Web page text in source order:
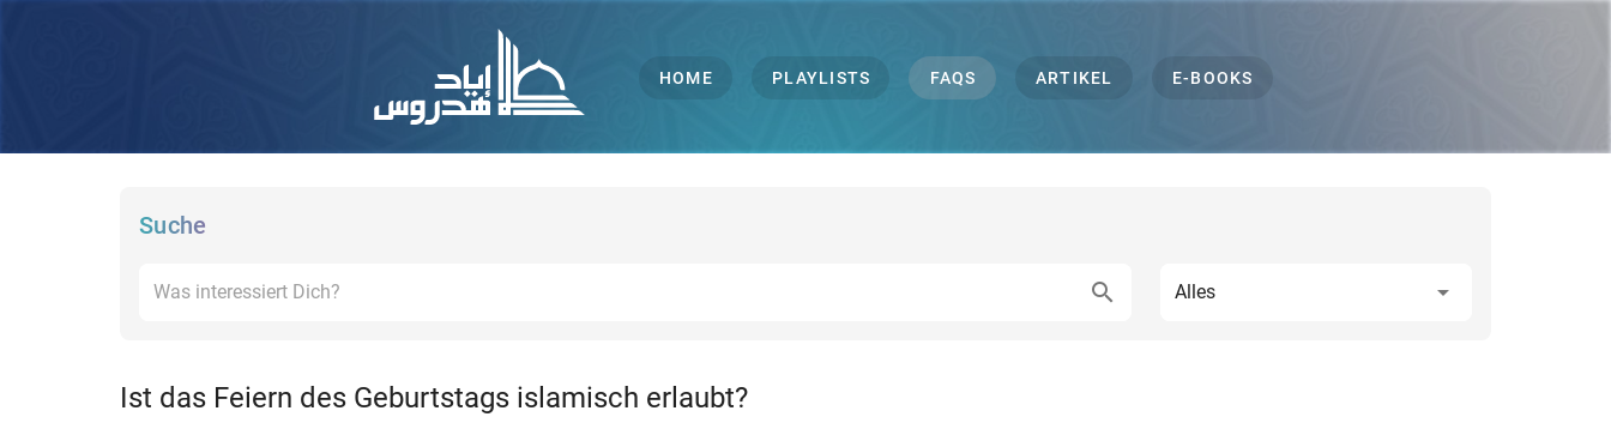
HOME PLAYLISTS FAQS ARTIKEL E-BOOKS
Suche
Alles
Ist das Feiern des Geburtstags islamisch erlaubt?